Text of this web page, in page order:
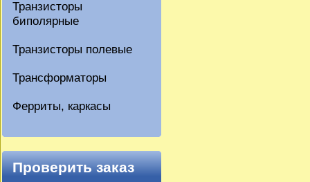
Транзисторы
биполярные
Транзисторы полевые
Трансформаторы
Ферриты, каркасы
Проверить заказ